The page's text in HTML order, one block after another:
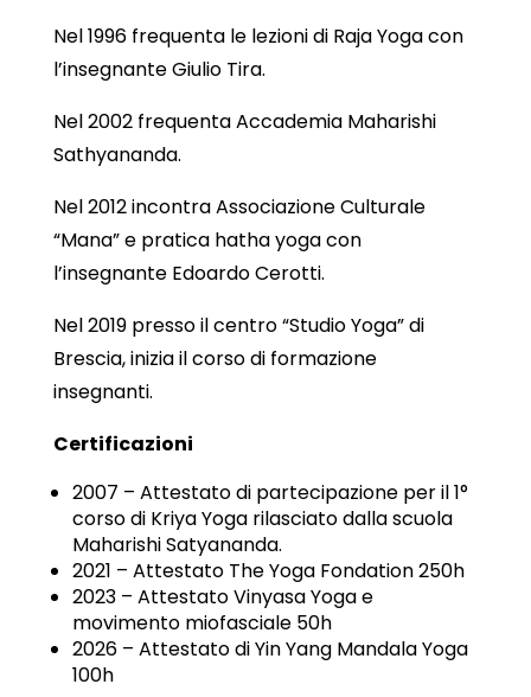
Nel 1996 frequenta le lezioni di Raja Yoga con
l’insegnante Giulio Tira.
Nel 2002 frequenta Accademia Maharishi
Sathyananda.
Nel 2012 incontra Associazione Culturale
“Mana” e pratica hatha yoga con
l’insegnante Edoardo Cerotti.
Nel 2019 presso il centro “Studio Yoga” di
Brescia, inizia il corso di formazione
insegnanti.
Certificazioni
2007 – Attestato di partecipazione per il 1°
corso di Kriya Yoga rilasciato dalla scuola
Maharishi Satyananda.
2021 – Attestato The Yoga Fondation 250h
2023 – Attestato Vinyasa Yoga e
movimento miofasciale 50h
2026 – Attestato di Yin Yang Mandala Yoga
100h